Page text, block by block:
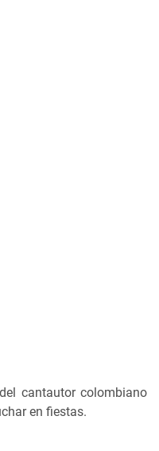
cantautor colombiano
en fiestas.